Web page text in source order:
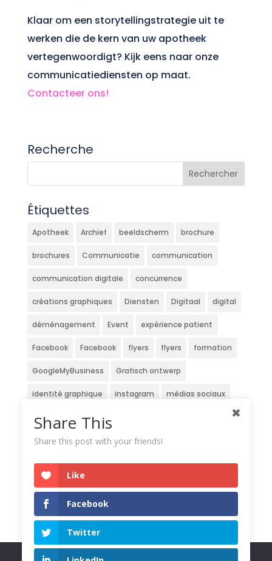
Klaar om een storytellingstrategie uit te
werken die de kern van uw apotheek
vertegenwoordigt? Kijk eens naar onze
communicatiediensten op maat.
Contacteer ons!
Recherche
Étiquettes
Apotheek Archief beeldscherm brochure
brochures Communicatie communication
communication digitale concurrence
créations graphiques Diensten Digitaal digital
déménagement Event expérience patient
Facebook Facebook flyers flyers formation
GoogleMyBusiness Grafisch ontwerp
identité graphique instagram médias sociaux
Newsletter Nieuwsbrief
pharmacie pharmacien pharmaciens
Pharmaclub Réseaux sociaux service site
Strategie stratégie Stratégie digitale travaux
veille website Wedstrijd
Share This
Share this post with your friends!
Like
Facebook
Twitter
Nous utilisons des cookies pour vous garantir la meilleure